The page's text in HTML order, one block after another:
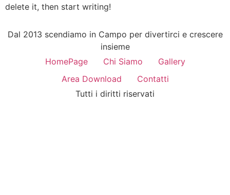
delete it, then start writing!
Dal 2013 scendiamo in Campo per divertirci e crescere
insieme
HomePage
Chi Siamo
Gallery
Area Download
Contatti
Tutti i diritti riservati